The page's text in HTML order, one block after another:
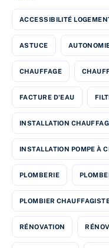
ACCESSIBILITÉ
ASTUCE
CHAUFFAGE
FACTURE D'EAU
INSTALLATION
INSTALLATION POMPE À
PLOMBERIE
PLOMBIER
RÉNOVATION